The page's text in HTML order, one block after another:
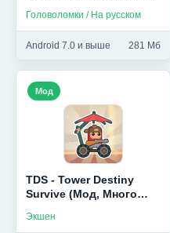
Головоломки / На русском
Android 7.0 и выше 281 Мб
TDS - Tower Destiny
Survive (Мод, Много
Экшен
Мод